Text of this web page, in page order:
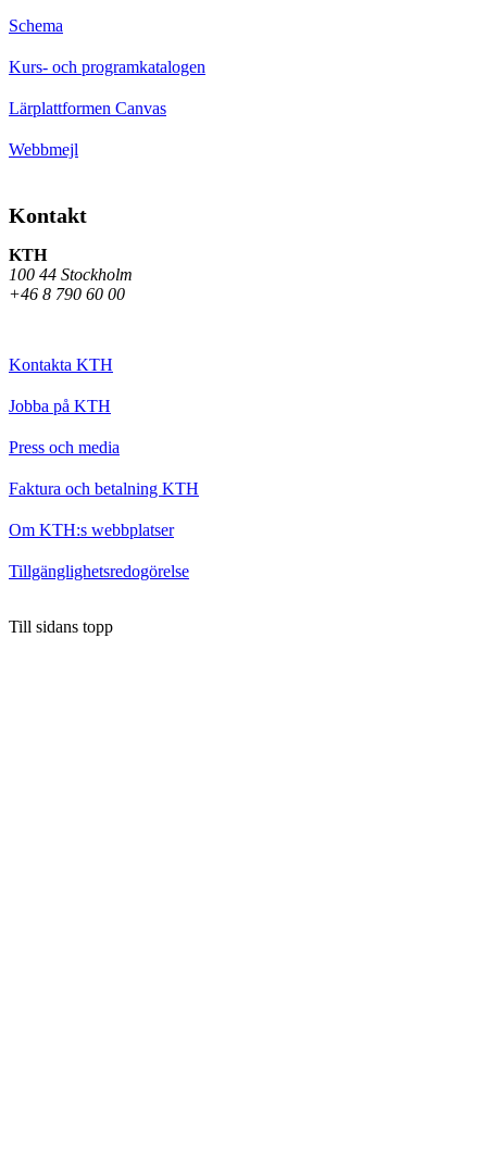
Schema
Kurs- och programkatalogen
Lärplattformen Canvas
Webbmejl
Kontakt
KTH
100 44 Stockholm
+46 8 790 60 00
Kontakta KTH
Jobba på KTH
Press och media
Faktura och betalning KTH
Om KTH:s webbplatser
Tillgänglighetsredogörelse
Till sidans topp